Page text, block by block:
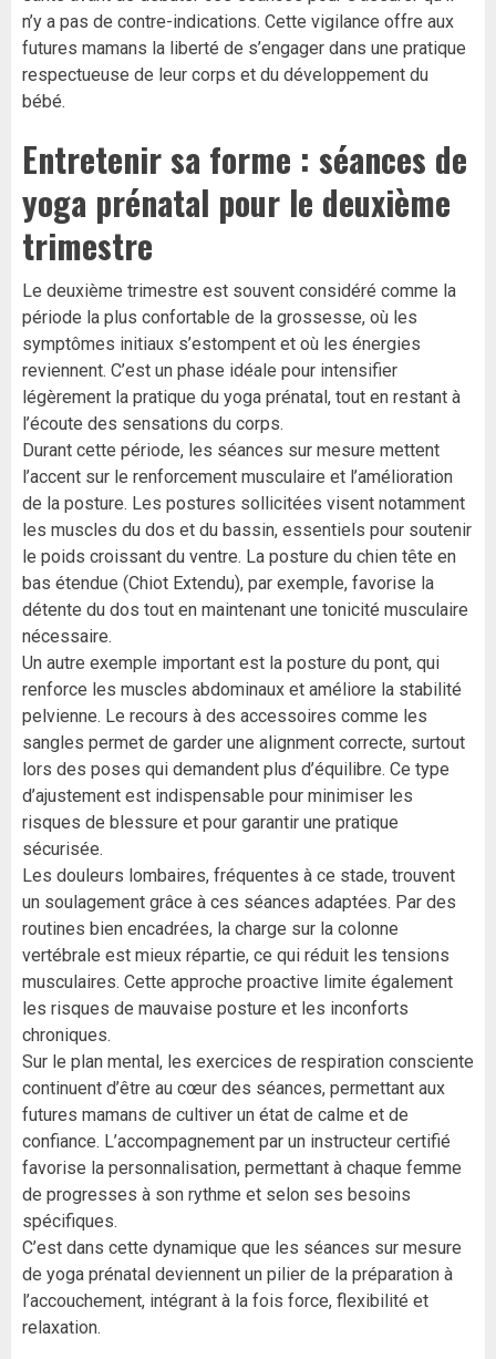
n’y a pas de contre-indications. Cette vigilance offre aux
futures mamans la liberté de s’engager dans une pratique
respectueuse de leur corps et du développement du
bébé.
Entretenir sa forme : séances de
yoga prénatal pour le deuxième
trimestre
Le deuxième trimestre est souvent considéré comme la
période la plus confortable de la grossesse, où les
symptômes initiaux s’estompent et où les énergies
reviennent. C’est un phase idéale pour intensifier
légèrement la pratique du yoga prénatal, tout en restant à
l’écoute des sensations du corps.
Durant cette période, les séances sur mesure mettent
l’accent sur le renforcement musculaire et l’amélioration
de la posture. Les postures sollicitées visent notamment
les muscles du dos et du bassin, essentiels pour soutenir
le poids croissant du ventre. La posture du chien tête en
bas étendue (Chiot Extendu), par exemple, favorise la
détente du dos tout en maintenant une tonicité musculaire
nécessaire.
Un autre exemple important est la posture du pont, qui
renforce les muscles abdominaux et améliore la stabilité
pelvienne. Le recours à des accessoires comme les
sangles permet de garder une alignment correcte, surtout
lors des poses qui demandent plus d’équilibre. Ce type
d’ajustement est indispensable pour minimiser les
risques de blessure et pour garantir une pratique
sécurisée.
Les douleurs lombaires, fréquentes à ce stade, trouvent
un soulagement grâce à ces séances adaptées. Par des
routines bien encadrées, la charge sur la colonne
vertébrale est mieux répartie, ce qui réduit les tensions
musculaires. Cette approche proactive limite également
les risques de mauvaise posture et les inconforts
chroniques.
Sur le plan mental, les exercices de respiration consciente
continuent d’être au cœur des séances, permettant aux
futures mamans de cultiver un état de calme et de
confiance. L’accompagnement par un instructeur certifié
favorise la personnalisation, permettant à chaque femme
de progresses à son rythme et selon ses besoins
spécifiques.
C’est dans cette dynamique que les séances sur mesure
de yoga prénatal deviennent un pilier de la préparation à
l’accouchement, intégrant à la fois force, flexibilité et
relaxation.